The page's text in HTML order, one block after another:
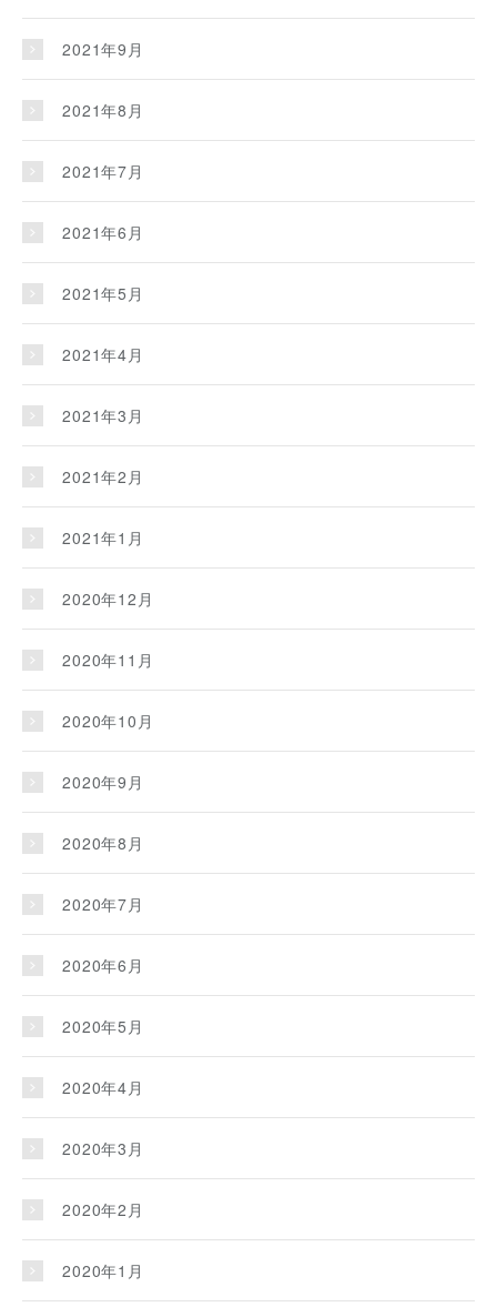
2021年9月
2021年8月
2021年7月
2021年6月
2021年5月
2021年4月
2021年3月
2021年2月
2021年1月
2020年12月
2020年11月
2020年10月
2020年9月
2020年8月
2020年7月
2020年6月
2020年5月
2020年4月
2020年3月
2020年2月
2020年1月